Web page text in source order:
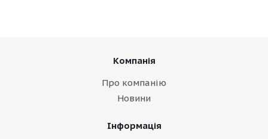
Компанія
Про компанію
Новини
Інформація